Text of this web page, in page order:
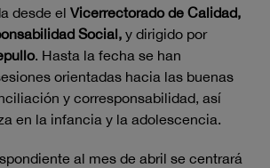
desde el Vicerrectorado de Calidad,
Social, y dirigido por
. Hasta la fecha se han
orientadas hacia las buenas
y corresponsabilidad, así
en la infancia y la adolescencia.
al mes de abril se centrará